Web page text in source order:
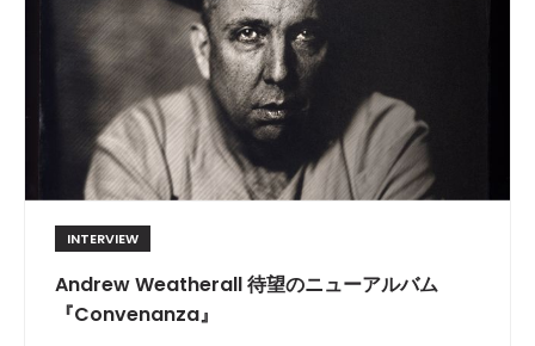
INTERVIEW
Andrew Weatherall 待望のニューアルバム
『Convenanza』